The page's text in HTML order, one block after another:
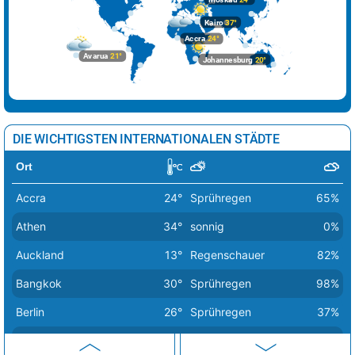
40° sonnig
34° sonnig
20° heiter
Tallinn 19° heiter 21%
Tirana 35° sonnig 2%
Vaduz 31° sonnig 0%
Valletta 29° sonnig 0%
Vatikan Stadt 36° sonnig 1%
Vilnius 19° Sprühregen 60%
Warschau 25° Regen 61%
Wien 29° sonnig 8%
Zagreb 39° sonnig 17%
Accra24°
Avarua 21°
Kairo37°
Johannesburg20°
DIE WICHTIGSTEN INTERNATIONALEN STÄDTE
Ort
Accra 24° Sprühregen 65%
Athen 34° sonnig 0%
Auckland 13° Regenschauer 82%
Bangkok 30° Sprühregen 98%
Berlin 26° Sprühregen 37%